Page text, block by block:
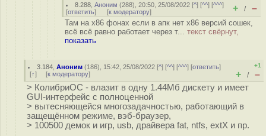
8.288 ,Аноним (288), 20:50, 25/08/2022 [^] [^^] [^^^]
[ответить] [к модератору] + / –
Там на х86 фонах если в апк нет х86 версий сошек,
всё всё равно работает через т... текст свёрнут,
показать
3.184 ,Аноним (186), 15:42, 25/08/2022 [^] [^^] [^^^] [ответить]
[↑] [к модератору]
+1
+ / –
> КолибриОС - влазит в одну 1.44Мб дискету и имеет
GUI-интерфейс с полноценной
> вытесняющейся многозадачностью, работающий в
защещённом режиме, вэб-браузер,
> 100500 демок и игр, usb, драйвера fat, ntfs, extX и пр.